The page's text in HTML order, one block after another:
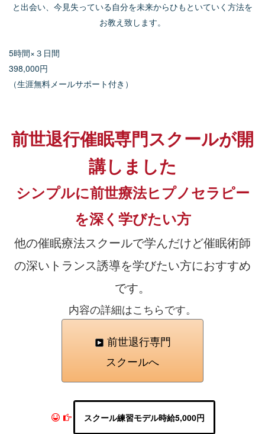
と出会い、今見失っている自分を未来からひもといていく方法を
お教え致します。
5時間× ３日間
398,000円
（生涯無料メールサポート付き）
前世退行催眠専門スクールが開
講しました
シンプルに前世療法ヒプノセラピー
を深く学びたい方
他の催眠療法スクールで学んだけど催眠術師
の深いトランス誘導を学びたい方におすすめ
です。
内容の詳細はこちらです。
前世退行専門
スクールへ
スクール練習モデル時給5,000円